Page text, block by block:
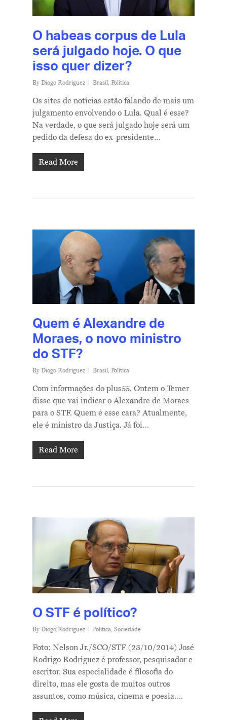
O habeas corpus de Lula
será julgado hoje. O que
isso quer dizer?
By Diogo Rodriguez Brasil Política
Os sites de notícias estão falando de mais um
julgamento envolvendo o Lula. Qual é esse?
Na verdade, o que será julgado hoje será um
pedido da defesa do ex-presidente…
Read More
Quem é Alexandre de
Moraes, o novo ministro
do STF?
By Diogo Rodriguez Brasil Política
Com informações do plus55. Ontem o Temer
disse que vai indicar o Alexandre de Moraes
para o STF. Quem é esse cara? Atualmente,
ele é ministro da Justiça. Já foi…
Read More
O STF é político?
By Diogo Rodriguez Política, Sociedade
Foto: Nelson Jr./SCO/STF (23/10/2014) José
Rodrigo Rodriguez é professor, pesquisador e
escritor. Sua especialidade é filosofia do
direito, mas ele gosta de muitos outros
assuntos, como música, cinema e poesia….